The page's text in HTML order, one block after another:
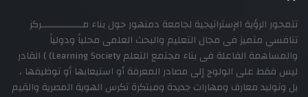
الإستراتيجية لجامعة دمنهور حول بناء مـــــــــــــــركز
فى مجال التعليم والبحث العلمى محلياً ودولياً
والمساهمة الفاعلة فى بناء مجتمع التعلم Learning Society) ) القادر
الولوج إلى مصادر المعرفة أو استيعابها أو توظيفها ،
معارف ومهارات جديدة ومبتكرة تكرس الهوية المصرية والقيم